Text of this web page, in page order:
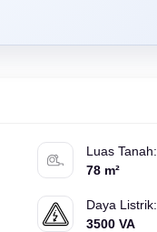
Luas Tanah:
78 m²
Daya Listrik:
3500 VA